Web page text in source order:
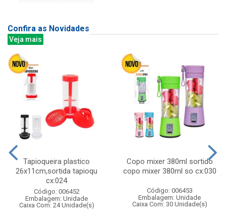
Confira as Novidades
Veja mais
Tapioqueira plastico
26x11cm,sortida tapioqu
cx:024
Código: 006452
Embalagem: Unidade
Caixa Com: 24 Unidade(s)
Copo mixer 380ml sortido
copo mixer 380ml so cx:030
Código: 006453
Embalagem: Unidade
Caixa Com: 30 Unidade(s)